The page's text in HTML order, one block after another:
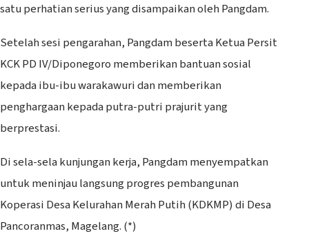
satu perhatian serius yang disampaikan oleh Pangdam.
Setelah sesi pengarahan, Pangdam beserta Ketua Persit
KCK PD IV/Diponegoro memberikan bantuan sosial
kepada ibu-ibu warakawuri dan memberikan
penghargaan kepada putra-putri prajurit yang
berprestasi.
Di sela-sela kunjungan kerja, Pangdam menyempatkan
untuk meninjau langsung progres pembangunan
Koperasi Desa Kelurahan Merah Putih (KDKMP) di Desa
Pancoranmas, Magelang. (*)